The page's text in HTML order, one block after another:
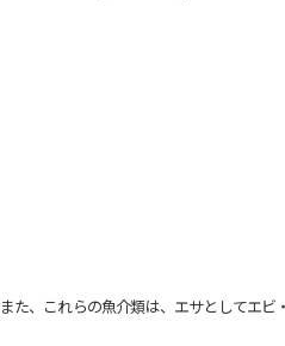
、これらの魚介類は、エサとしてエビ